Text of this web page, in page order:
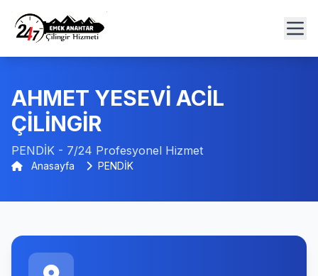
AHMET YESEVİ ACİL
ÇİLİNGİR
PENDİK - 7/24 Profesyonel Hizmet
Anasayfa PENDİK